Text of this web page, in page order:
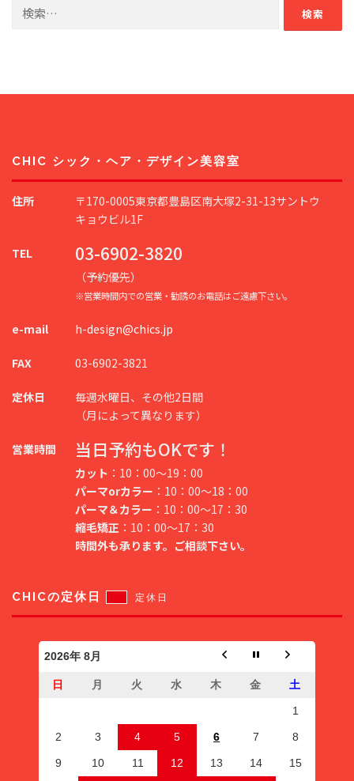
シ
索:
CHIC シック・ヘア・デザイン美容室
住所
〒170-0005東京都豊島区南大塚2-31-13サントウ
キョウビル1F
TEL 03-6902-3820
（予約優先）
※営業時間内での営業・勧誘のお電話はご遠慮下さい。
e-mail h-design@chics.jp
FAX 03-6902-3821
定休日
毎週水曜日、その他2日間
（月によって異なります）
営業時間 当日予約もOKです！
カット ：10：00～19：00
パーマorカラー ：10：00～18：00
パーマ＆カラー ：10：00～17：30
縮毛矯正 ：10：00～17：30
時間外も承ります。ご相談下さい。
CHICの定休日 定休日
2026年 8月
日 月 火 水 木 金 土
1
2 3 4 5 6 7 8
9 10 11 12 13 14 15